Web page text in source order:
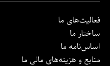
فعالیت‌های ما
ساختار ما
اساس‌نامه ما
منابع و هزینه‌های مالی ما